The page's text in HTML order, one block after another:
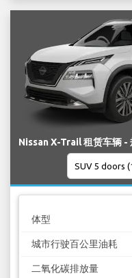
Nissan X-Trail 租赁车辆 -
体型
城市行驶百公里油耗
二氧化碳排放量